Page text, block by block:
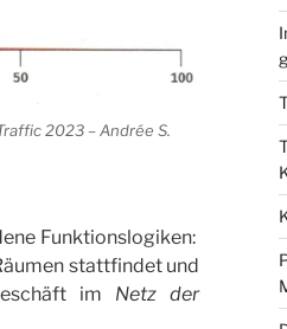
2023 – Andrée S.
Funktionslogiken:
stattfindet und
im Netz der